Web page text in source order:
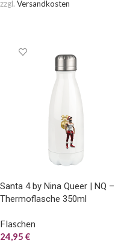
zzgl. Versandkosten
Santa 4 by Nina Queer | NQ –
Thermoflasche 350ml
Flaschen
24,95 €